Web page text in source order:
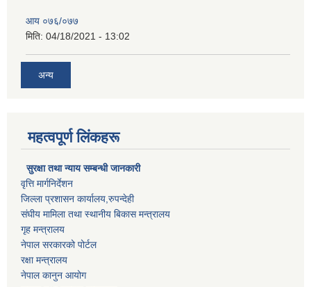
आय ०७६/०७७
मिति: 04/18/2021 - 13:02
अन्य
महत्वपूर्ण लिंकहरू
सुरक्षा तथा न्याय सम्बन्धी जानकारी
वृत्ति मार्गनिर्देशन
जिल्ला प्रशासन कार्यालय,रुपन्देही
संघीय मामिला तथा स्थानीय बिकास मन्त्रालय
गृह मन्त्रालय
नेपाल सरकारको पोर्टल
रक्षा मन्त्रालय
नेपाल कानुन आयोग